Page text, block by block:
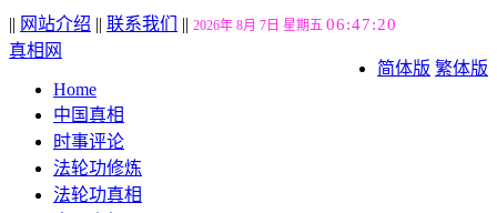
|| 网站介绍 || 联系我们 || 2026年 8月 7日 星期五 06:47:20
简体版 繁体版
真相网
Home
中国真相
时事评论
法轮功修炼
法轮功真相